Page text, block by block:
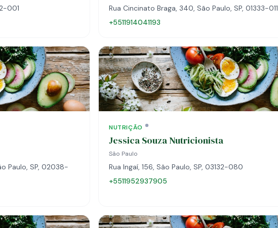
001
Rua Cincinato Braga, 340, São Paulo, SP, 01333-011
+5511914041193
Paulo, SP, 02038-
NUTRIÇÃO
Jessica Souza Nutricionista
São Paulo
Rua Ingaí, 156, São Paulo, SP, 03132-080
+5511952937905